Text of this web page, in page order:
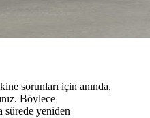
sorunları için anında,
Böylece
sürede yeniden